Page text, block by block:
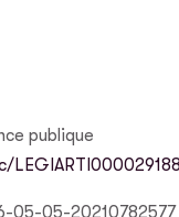
publique